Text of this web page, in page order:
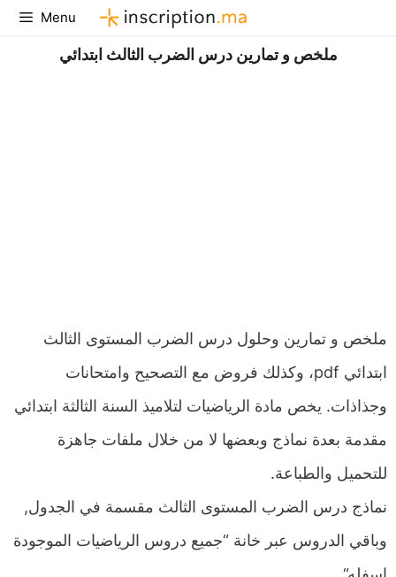
Aller
au
Menu
ملخص و تمارين درس الضرب الثالث ابتدائي
ملخص و تمارين وحلول درس الضرب المستوى الثالث
ابتدائي pdf، وكذلك فروض مع التصحيح وامتحانات
وجذاذات. يخص مادة الرياضيات لتلاميذ السنة الثالثة ابتدائي
مقدمة بعدة نماذج وبعضها لا من خلال ملفات جاهزة
للتحميل والطباعة.
نماذج درس الضرب المستوى الثالث مقسمة في الجدول,
وباقي الدروس عبر خانة “جميع دروس الرياضيات الموجودة